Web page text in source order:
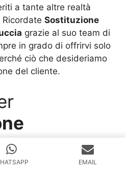
a tante altre realtà
Sostituzione
grazie al suo team di
in grado di offrirvi solo
ciò che desideriamo
del cliente.
EMAIL